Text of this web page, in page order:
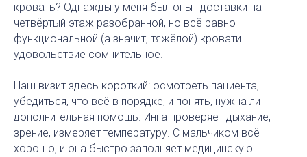
кровать? Однажды у меня был опыт доставки на
четвёртый этаж разобранной, но всё равно
функциональной (а значит, тяжёлой) кровати —
удовольствие сомнительное.
Наш визит здесь короткий: осмотреть пациента,
убедиться, что всё в порядке, и понять, нужна ли
дополнительная помощь. Инга проверяет дыхание,
зрение, измеряет температуру. С мальчиком всё
хорошо, и она быстро заполняет медицинскую